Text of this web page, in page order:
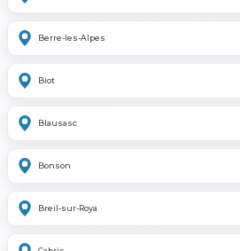
Berre-les-Alpes
Biot
Blausasc
Bonson
Breil-sur-Roya